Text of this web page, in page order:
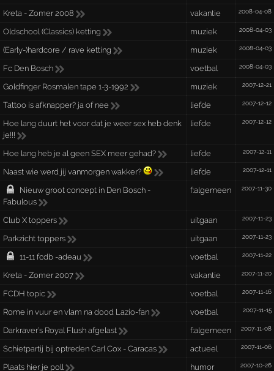
Kreta - Zomer 2008 vakantie 2008-04-08
Oldschool (Classics) ketting muziek 2008-04-03
(Early-)hardcore / rave ketting muziek 2008-04-03
Fc Den Bosch voetbal 2008-04-03
Goldfinger Rosmalen tape 1-3-1992 muziek 2007-12-21
Tattoo is afknapper? ja of nee liefde 2007-12-12
Hoe lang duurt het voor dat je weer sex heb denk
je!!!
liefde 2007-12-12
Hoe lang heb je al geen SEX meer gehad? liefde 2007-12-11
Naast wie werd jij vanmorgen wakker? liefde 2007-12-11
Nieuw groot concept in Den Bosch -
Fabulous
f:algemeen 2007-11-30
Club X toppers uitgaan 2007-11-23
Parkzicht toppers uitgaan 2007-11-23
11-11 fcdb -adeau voetbal 2007-11-22
Kreta - Zomer 2007 vakantie 2007-11-20
FCDH topic voetbal 2007-11-16
Rome in vuur en vlam na dood Lazio-fan voetbal 2007-11-15
Darkraver’s Royal Flush afgelast f:algemeen 2007-11-08
Schietpartij bij optreden Carl Cox - Caracas actueel 2007-11-06
Plaats hier je poll humor 2007-10-26